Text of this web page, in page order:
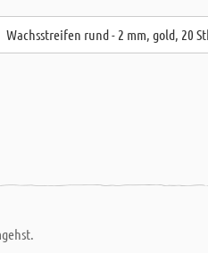
Wachsstreifen rund - 2 mm, gold, 20